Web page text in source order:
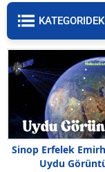
Sinop Erfelek
Uydu